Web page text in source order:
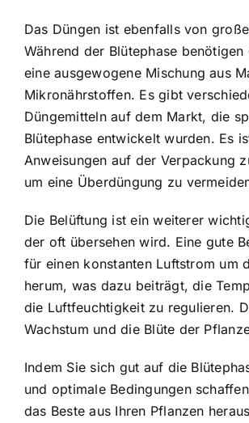
Das Düngen ist ebenfalls von
Während der Blütephase
eine ausgewogene Mischung aus
Mikronährstoffen. Es gibt
Düngemitteln auf dem Markt, die
Blütephase entwickelt wurden. Es
Anweisungen auf der Verpackung
um eine Überdüngung zu
Die Belüftung ist ein weiterer
der oft übersehen wird. Eine gute
für einen konstanten Luftstrom um
herum, was dazu beiträgt, die
die Luftfeuchtigkeit zu regulieren.
Wachstum und die Blüte der
Indem Sie sich gut auf die
und optimale Bedingungen
das Beste aus Ihren Pflanzen